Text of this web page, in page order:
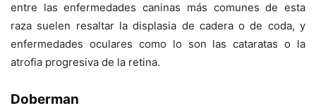
entre las enfermedades caninas más comunes de esta
raza suelen resaltar la displasia de cadera o de coda, y
enfermedades oculares como lo son las cataratas o la
atrofia progresiva de la retina.
Doberman